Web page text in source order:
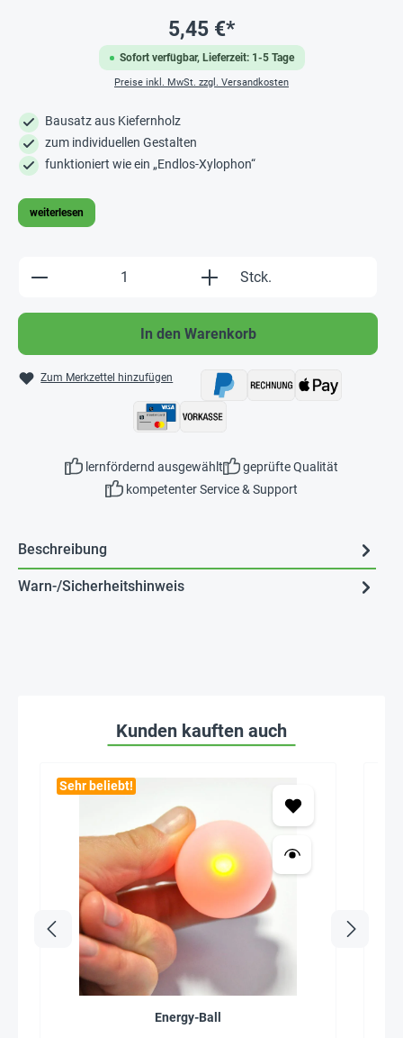
Sofort verfügbar, Lieferzeit: 1-5 Tage
5,45 €*
Preise inkl. MwSt. zzgl. Versandkosten
Bausatz aus Kiefernholz
zum individuellen Gestalten
funktioniert wie ein „Endlos-Xylophon“
weiterlesen
Produkt Anzahl: Gib den gewünschten
Stck.
In den Warenkorb
Zum Merkzettel hinzufügen
lernfördernd ausgewählt
geprüfte Qualität
kompetenter Service & Support
Beschreibung
Warn-/Sicherheitshinweis
Kunden kauften auch
Sehr beliebt!
Energy-Ball